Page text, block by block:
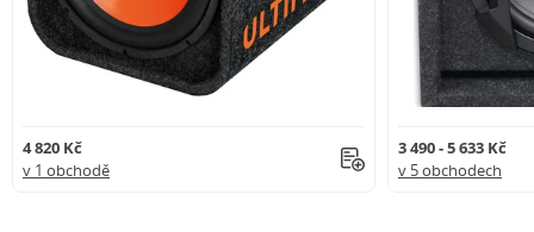
4 820 Kč
v 1 obchodě
3 490 - 5 633 Kč
v 5 obchodech